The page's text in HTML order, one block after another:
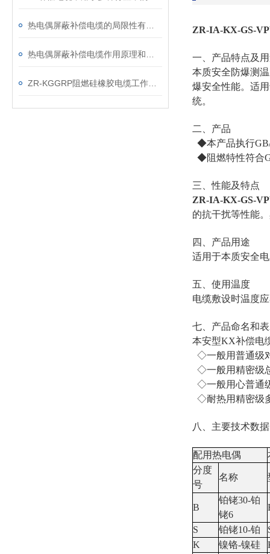
ZR-IA-KX-GS-
一、产品特点及
本质安全防爆测
爆安全性能。适
统。
二、产品
◆本产品执行GB/
◆阻燃特性符合
三、性能及特点
ZR-IA-KX-GS-
的抗干扰等性能
四、产品用途
适用于本质安全
五、使用温度
电缆敷设时温度
七、产品命名和
本安型KX补偿电
◇一般用普通级
◇一般用精密级
◇一般用心普通
◇耐热用精密级
八、主要技术数据
配用热电偶
分度
号
名称
B
铂铑30-铂
铑6
S 铂铑10-铂
K
镍铬-镍硅